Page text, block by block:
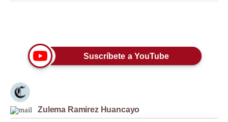
Estilos
EEUU
México
Suscríbete a YouTube
Zulema Ramirez Huancayo